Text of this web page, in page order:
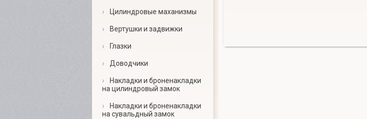
› Цилиндровые маханизмы
› Вертушки и задвижки
› Глазки
› Доводчики
›
Накладки и броненакладки
на цилиндровый замок
›
Накладки и броненакладки
на сувальдный замок